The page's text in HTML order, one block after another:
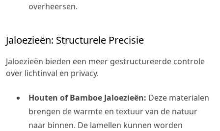
overheersen.
Jaloezieën: Structurele Precisie
Jaloezieën bieden een meer gestructureerde controle
over lichtinval en privacy.
Houten of Bamboe Jaloezieën: Deze materialen
brengen de warmte en textuur van de natuur
naar binnen. De lamellen kunnen worden